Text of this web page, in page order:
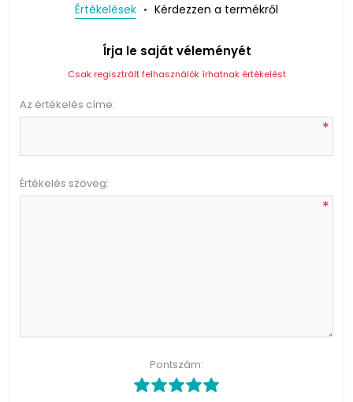
Értékelések Kérdezzen a termékről
Írja le saját véleményét
Csak regisztrált felhasználók írhatnak értékelést
Az értékelés címe:
*
Értékelés szöveg:
*
Pontszám: